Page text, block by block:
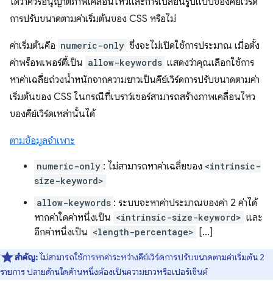
การปรับขนาดตามค่าเริ่มต้นของ CSS หรือไม่
ค่าเริ่มต้นคือ numeric-only ซึ่งจะไม่เปิดใช้การประมาณ เมื่อตั้ง
ค่าพร็อพเพอร์ตี้เป็น allow-keywords แสดงว่าคุณเลือกใช้การ
หาค่าเฉลี่ยถ่วงน้ำหนักจากความยาวเป็นคีย์เวิร์ดการปรับขนาดตามค่า
เริ่มต้นของ CSS ในกรณีที่เบราว์เซอร์สามารถสร้างภาพเคลื่อนไหว
ของคีย์เวิร์ดเหล่านั้นได้
ตามข้อมูลจำเพาะ
numeric-only : ไม่สามารถหาค่าเฉลี่ยของ <intrinsic-
size-keyword>
allow-keywords : ระบบจะหาค่าประมาณของค่า 2 ค่าได้
หากค่าใดค่าหนึ่งเป็น <intrinsic-size-keyword> และ
อีกค่าหนึ่งเป็น <length-percentage> […]
สำคัญ:ไม่สามารถใช้การหาค่าระหว่างคีย์เวิร์ดการปรับขนาดตามค่าเริ่มต้น 2
รายการ ปลายด้านใดด้านหนึ่งต้องเป็นความยาวหรือเปอร์เซ็นต์